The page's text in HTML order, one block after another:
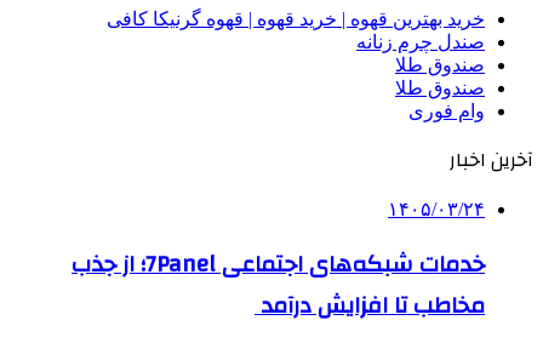
خرید بهترین قهوه | خرید قهوه | قهوه گرنیکا کافی
صندل چرم زنانه
صندوق طلا
صندوق طلا
وام فوری
آخرین اخبار
۱۴۰۵/۰۳/۲۴
خدمات شبکه‌های اجتماعی 7Panel؛ از جذب
مخاطب تا افزایش درآمد